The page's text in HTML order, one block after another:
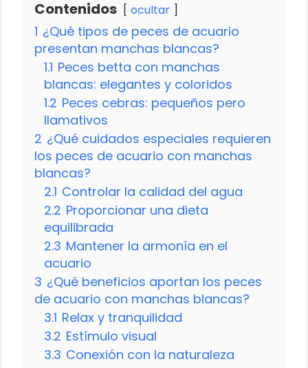
Contenidos ocultar
1 ¿Qué tipos de peces de acuario
presentan manchas blancas?
1.1 Peces betta con manchas
blancas: elegantes y coloridos
1.2 Peces cebras: pequeños pero
llamativos
2 ¿Qué cuidados especiales requieren
los peces de acuario con manchas
blancas?
2.1 Controlar la calidad del agua
2.2 Proporcionar una dieta
equilibrada
2.3 Mantener la armonía en el
acuario
3 ¿Qué beneficios aportan los peces
de acuario con manchas blancas?
3.1 Relax y tranquilidad
3.2 Estímulo visual
3.3 Conexión con la naturaleza